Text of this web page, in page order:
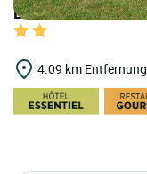
LOGIS HOTELS |
4.09 km